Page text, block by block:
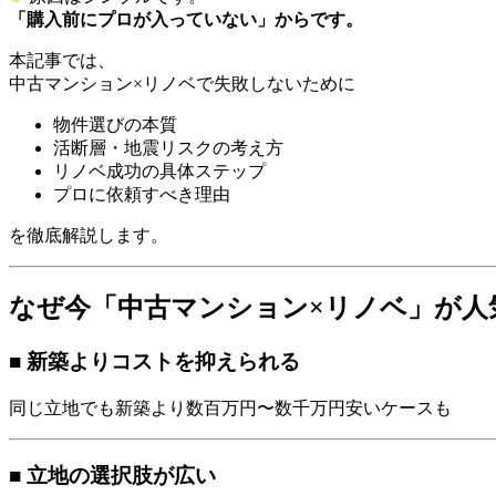
「購入前にプロが入っていない」からです。
本記事では、
中古マンション×リノベで失敗しないために
物件選びの本質
活断層・地震リスクの考え方
リノベ成功の具体ステップ
プロに依頼すべき理由
を徹底解説します。
なぜ今「中古マンション×リノベ」が人
■ 新築よりコストを抑えられる
同じ立地でも新築より数百万円〜数千万円安いケースも
■ 立地の選択肢が広い